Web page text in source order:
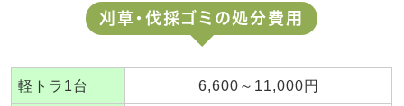
刈草・伐採ゴミの処分費用
軽トラ1台 6,600～11,000円